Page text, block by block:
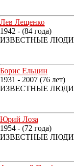
Лев Лещенко
1942 - (84 года)
ИЗВЕСТНЫЕ ЛЮДИ
Борис Ельцин
1931 - 2007 (76 лет)
ИЗВЕСТНЫЕ ЛЮДИ
Юрий Лоза
1954 - (72 года)
ИЗВЕСТНЫЕ ЛЮДИ